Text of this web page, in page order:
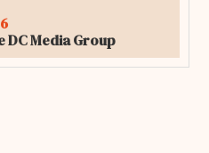
DC Media Group